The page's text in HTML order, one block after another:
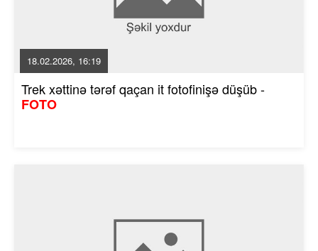
18.02.2026, 16:19
Trek xəttinə tərəf qaçan it fotofinişə düşüb -
FOTO